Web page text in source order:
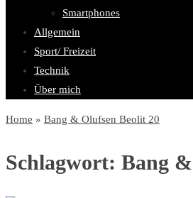
Smartphones
Allgemein
Sport/ Freizeit
Technik
Über mich
Home » Bang & Olufsen Beolit 20
Schlagwort: Bang